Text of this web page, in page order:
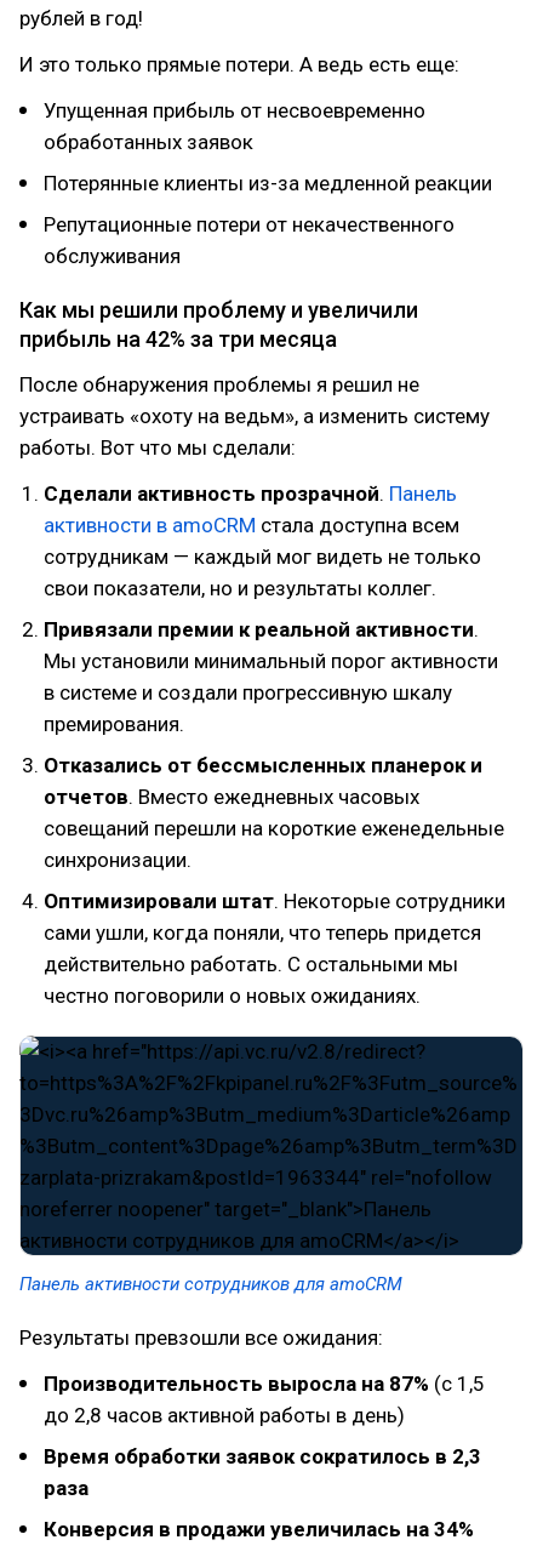
рублей в год!
И это только прямые потери. А ведь есть еще:
Упущенная прибыль от несвоевременно
обработанных заявок
Потерянные клиенты из-за медленной реакции
Репутационные потери от некачественного
обслуживания
Как мы решили проблему и увеличили
прибыль на 42% за три месяца
После обнаружения проблемы я решил не
устраивать «охоту на ведьм», а изменить систему
работы. Вот что мы сделали:
Сделали активность прозрачной. Панель
активности в amoCRM стала доступна всем
сотрудникам — каждый мог видеть не только
свои показатели, но и результаты коллег.
Привязали премии к реальной активности.
Мы установили минимальный порог активности
в системе и создали прогрессивную шкалу
премирования.
Отказались от бессмысленных планерок и
отчетов. Вместо ежедневных часовых
совещаний перешли на короткие еженедельные
синхронизации.
Оптимизировали штат. Некоторые сотрудники
сами ушли, когда поняли, что теперь придется
действительно работать. С остальными мы
честно поговорили о новых ожиданиях.
Панель активности сотрудников для amoCRM
Результаты превзошли все ожидания:
Производительность выросла на 87% (с 1,5
до 2,8 часов активной работы в день)
Время обработки заявок сократилось в 2,3
раза
Конверсия в продажи увеличилась на 34%